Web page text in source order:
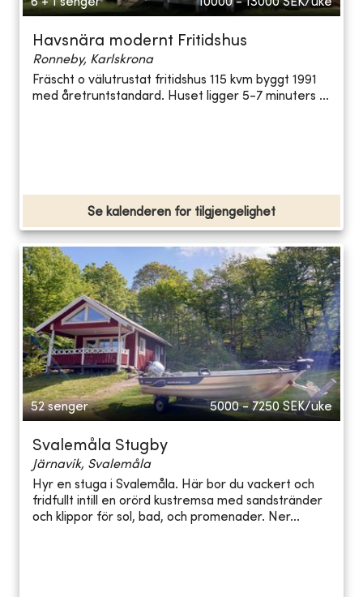
Havsnära modernt Fritidshus
Ronneby, Karlskrona
Fräscht o välutrustat fritidshus 115 kvm byggt 1991
med åretruntstandard. Huset ligger 5-7 minuters ...
Se kalenderen for tilgjengelighet
52 senger 5000 - 7250 SEK/uke
Svalemåla Stugby
Järnavik, Svalemåla
Hyr en stuga i Svalemåla. Här bor du vackert och
fridfullt intill en orörd kustremsa med sandstränder
och klippor för sol, bad, och promenader. Ner...